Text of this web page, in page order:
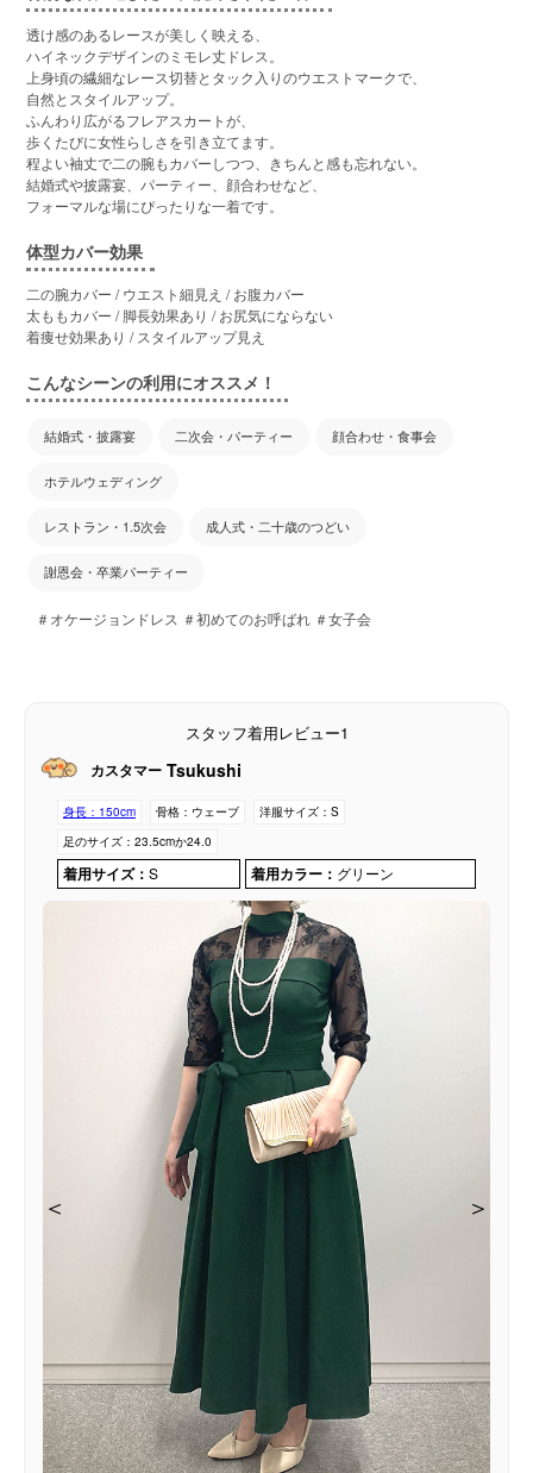
透け感のあるレースが美しく映える、
ハイネックデザインのミモレ丈ドレス。
上身頃の繊細なレース切替とタック入りのウエストマークで、
自然とスタイルアップ。
ふんわり広がるフレアスカートが、
歩くたびに女性らしさを引き立てます。
程よい袖丈で二の腕もカバーしつつ、きちんと感も忘れない。
結婚式や披露宴、パーティー、顔合わせなど、
フォーマルな場にぴったりな一着です。
体型カバー効果
二の腕カバー / ウエスト細見え / お腹カバー
太ももカバー / 脚長効果あり / お尻気にならない
着痩せ効果あり / スタイルアップ見え
こんなシーンの利用にオススメ！
結婚式・披露宴 二次会・パーティー 顔合わせ・食事会
ホテルウェディング
レストラン・1.5次会 成人式・二十歳のつどい
謝恩会・卒業パーティー
＃オケージョンドレス ＃初めてのお呼ばれ ＃女子会
スタッフ着用レビュー1
カスタマー Tsukushi
身長： 150cm 骨格： ウェーブ 洋服サイズ： S
足のサイズ： 23.5cmか24.0
着用サイズ： S 着用カラー： グリーン
＜ ＞
＜ ＞
＜ ＞
＜ ＞